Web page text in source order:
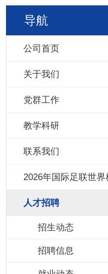
导航
公司首页
关于我们
党群工作
教学科研
联系我们
2026年国际足联世
人才招聘
招生动态
招聘信息